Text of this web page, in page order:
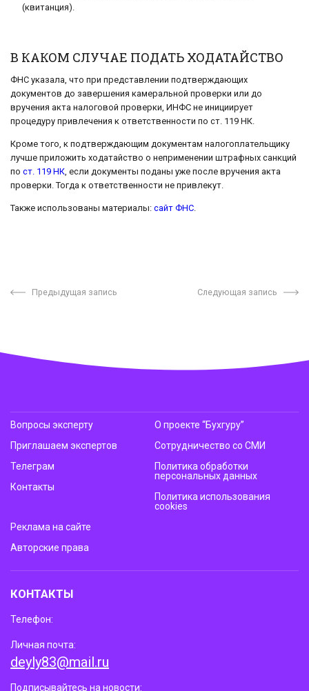
(квитанция).
В КАКОМ СЛУЧАЕ ПОДАТЬ ХОДАТАЙСТВО
ФНС указала, что при представлении подтверждающих
документов до завершения камеральной проверки или до
вручения акта налоговой проверки, ИНФС не инициирует
процедуру привлечения к ответственности по ст. 119 НК.
Кроме того, к подтверждающим документам налогоплательщику
лучше приложить ходатайство о неприменении штрафных санкций
по ст. 119 НК, если документы поданы уже после вручения акта
проверки. Тогда к ответственности не привлекут.
Также использованы материалы: сайт ФНС
Предыдущая запись Следующая запись
Вопросы эксперту
Приглашаем экспертов
Телеграм
Контакты
О проекте “Бухгуру”
Сотрудничество со СМИ
Политика обработки
персональных данных
Политика использования
cookies
Реклама на сайте
Авторские права
КОНТАКТЫ
Телефон:
Личная почта:
deyly83@mail.ru
Подписывайтесь на новости: